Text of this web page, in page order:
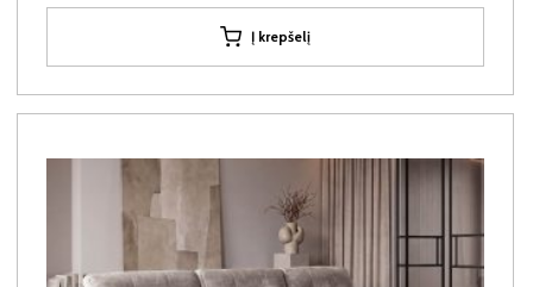
Į krepšelį